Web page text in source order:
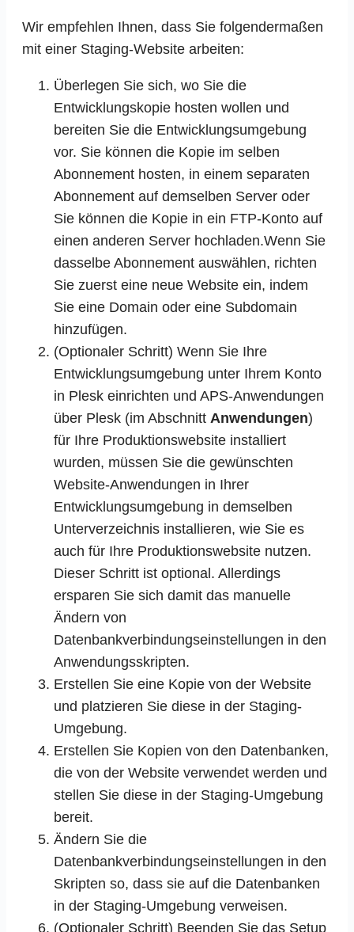
Wir empfehlen Ihnen, dass Sie folgendermaßen
mit einer Staging-Website arbeiten:
Überlegen Sie sich, wo Sie die
Entwicklungskopie hosten wollen und
bereiten Sie die Entwicklungsumgebung
vor. Sie können die Kopie im selben
Abonnement hosten, in einem separaten
Abonnement auf demselben Server oder
Sie können die Kopie in ein FTP-Konto auf
einen anderen Server hochladen.Wenn Sie
dasselbe Abonnement auswählen, richten
Sie zuerst eine neue Website ein, indem
Sie eine Domain oder eine Subdomain
hinzufügen.
(Optionaler Schritt) Wenn Sie Ihre
Entwicklungsumgebung unter Ihrem Konto
in Plesk einrichten und APS-Anwendungen
über Plesk (im Abschnitt Anwendungen)
für Ihre Produktionswebsite installiert
wurden, müssen Sie die gewünschten
Website-Anwendungen in Ihrer
Entwicklungsumgebung in demselben
Unterverzeichnis installieren, wie Sie es
auch für Ihre Produktionswebsite nutzen.
Dieser Schritt ist optional. Allerdings
ersparen Sie sich damit das manuelle
Ändern von
Datenbankverbindungseinstellungen in den
Anwendungsskripten.
Erstellen Sie eine Kopie von der Website
und platzieren Sie diese in der Staging-
Umgebung.
Erstellen Sie Kopien von den Datenbanken,
die von der Website verwendet werden und
stellen Sie diese in der Staging-Umgebung
bereit.
Ändern Sie die
Datenbankverbindungseinstellungen in den
Skripten so, dass sie auf die Datenbanken
in der Staging-Umgebung verweisen.
(Optionaler Schritt) Beenden Sie das Setup